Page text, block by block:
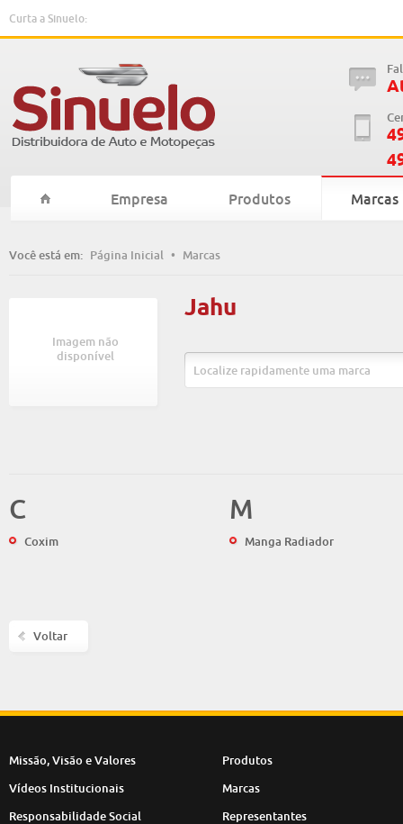
Curta a Sinuelo:
Empresa Produtos Marcas
Você está em: Página Inicial • Marcas
Imagem não
disponível
Jahu
C
Coxim
M
Manga Radiador
Voltar
Missão, Visão e Valores
Vídeos Institucionais
Responsabilidade Social
Produtos
Marcas
Representantes